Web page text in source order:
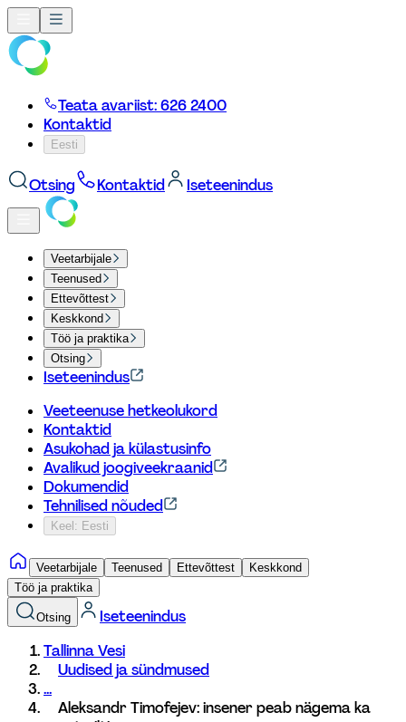
Teata avariist: 626 2400
Kontaktid
Eesti
Otsing Kontaktid Iseteenindus
Veetarbijale
Teenused
Ettevõttest
Keskkond
Töö ja praktika
Otsing
Iseteenindus
Veeteenuse hetkeolukord
Kontaktid
Asukohad ja külastusinfo
Avalikud joogiveekraanid
Dokumendid
Tehnilised nõuded
Keel: Eesti
Veetarbijale Teenused Ettevõttest
Keskkond
Töö ja praktika
Otsing
Iseteenindus
Tallinna Vesi
Uudised ja sündmused
...
Aleksandr Timofejev: insener peab nägema ka